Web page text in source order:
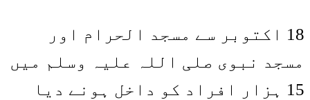
18 اکتوبر سے مسجد الحرام اور
مسجد نبوی صلی اللہ علیہ وسلم میں
15 ہزار افراد کو داخل ہونے دیا